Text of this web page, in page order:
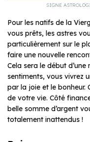
SIGNE
Pour les natifs de la
vous prêts, les astres
particulièrement sur le
faire une nouvelle
Cela sera le début
sentiments, vous vivrez
par la joie et le bonheur.
de votre vie. Côté
belle somme d’argent
totalement inattendus !